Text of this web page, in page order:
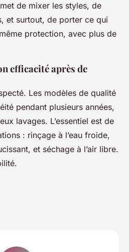
de mixer les styles, de
et surtout, de porter ce qui
protection, avec plus de
efficacité après de
Les modèles de qualité
pendant plusieurs années,
lavages. L’essentiel est de
: rinçage à l’eau froide,
et séchage à l’air libre.